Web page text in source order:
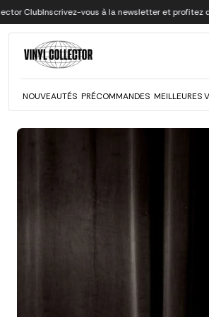
Aller au contenu
vous à la newsletter et profitez de 10% de
Eminem
NOUVEAUTÉS PRÉCOMMANDES MEILLEURES